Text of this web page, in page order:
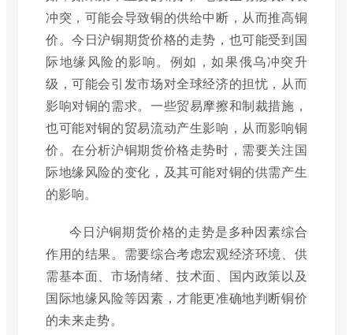
冲突，可能会导致铜的供给中断，从而推高铜
价。今日沪铜期货价格的走势，也可能受到国
际地缘风险的影响。例如，如果俄乌冲突升
级，可能会引发市场对全球经济的担忧，从而
影响对铜的需求。一些贸易摩擦和制裁措施，
也可能对铜的贸易流动产生影响，从而影响铜
价。在分析沪铜期货价格走势时，需要关注国
际地缘风险的变化，及其可能对铜的供需产生
的影响。
今日沪铜期货价格的走势是多种因素综合
作用的结果。需要综合考虑宏观经济环境、供
需基本面、市场情绪、技术面、国内政策以及
国际地缘风险等因素，才能更准确地判断铜价
的未来走势。